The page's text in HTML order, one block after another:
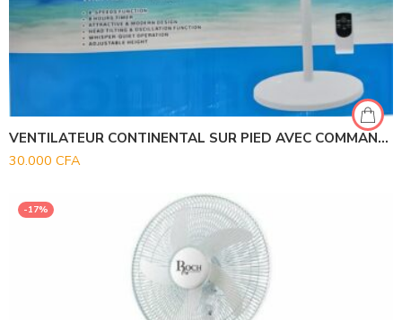
VENTILATEUR CONTINENTAL SUR PIED AVEC COMMANDE FS45-308R
30.000 CFA
-17%